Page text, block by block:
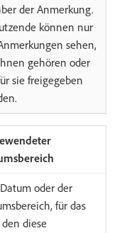
der Anmerkung.
können nur
sehen,
gehören oder
sie freigegeben
oder der
für das
den diese